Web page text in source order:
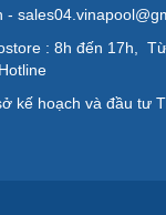
-
: 8h đến 17h,
kế hoạch và đầu tư